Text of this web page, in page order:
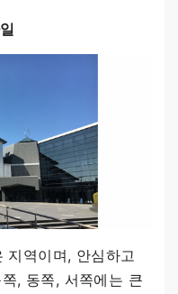
지역이며, 안심하고
, 동쪽, 서쪽에는 큰